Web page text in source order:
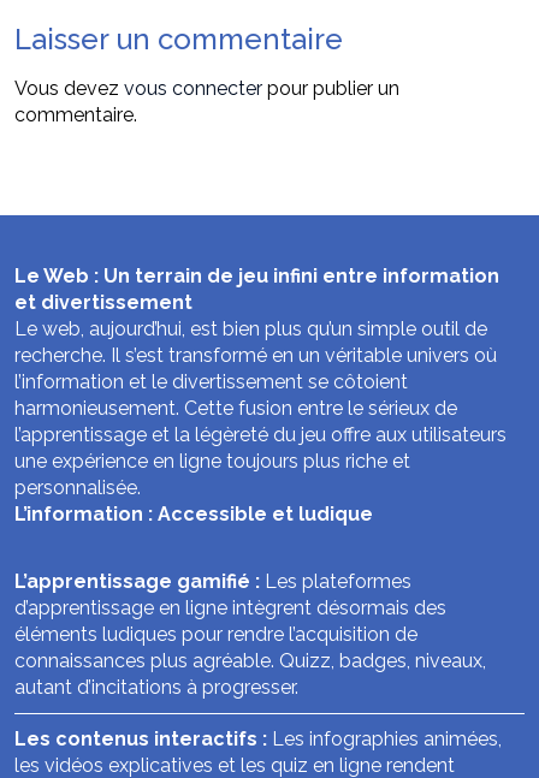
Laisser un commentaire
Vous devez vous connecter pour publier un
commentaire.
Le Web : Un terrain de jeu infini entre information
et divertissement
Le web, aujourd’hui, est bien plus qu’un simple outil de
recherche. Il s’est transformé en un véritable univers où
l’information et le divertissement se côtoient
harmonieusement. Cette fusion entre le sérieux de
l’apprentissage et la légèreté du jeu offre aux utilisateurs
une expérience en ligne toujours plus riche et
personnalisée.
L’information : Accessible et ludique
L’apprentissage gamifié : Les plateformes
d’apprentissage en ligne intègrent désormais des
éléments ludiques pour rendre l’acquisition de
connaissances plus agréable. Quizz, badges, niveaux,
autant d’incitations à progresser.
Les contenus interactifs : Les infographies animées,
les vidéos explicatives et les quiz en ligne rendent